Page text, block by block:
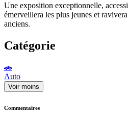
Une exposition exceptionnelle,
émerveillera les plus jeunes et
anciens.
Catégorie
🚗
Auto
Voir moins
Commentaires